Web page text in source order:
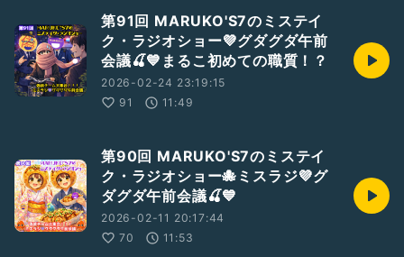
第91回 MARUKO'S7のミステイ
ク・ラジオショー💜グダグダ午前
会議🍒💙まるこ初めての職質！？
2026-02-24 23:19:15
91
11:49
第90回 MARUKO'S7のミステイ
ク・ラジオショー🐙ミスラジ💜グ
ダグダ午前会議🍒💙
2026-02-11 20:17:44
70
11:53